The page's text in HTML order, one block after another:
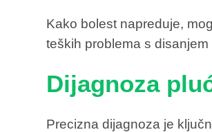
Kako bolest napreduje,
teških problema s
Dijagnoza
Precizna dijagnoza je